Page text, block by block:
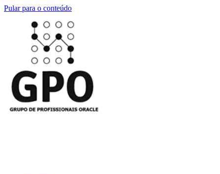
Pular para o conteúdo